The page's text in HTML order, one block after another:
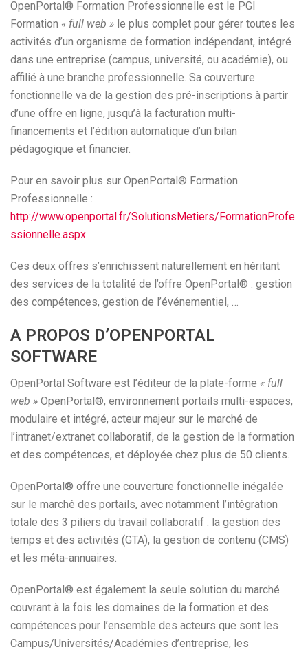
OpenPortal® Formation Professionnelle est le PGI
Formation « full web » le plus complet pour gérer toutes les
activités d’un organisme de formation indépendant, intégré
dans une entreprise (campus, université, ou académie), ou
affilié à une branche professionnelle. Sa couverture
fonctionnelle va de la gestion des pré-inscriptions à partir
d’une offre en ligne, jusqu’à la facturation multi-
financements et l’édition automatique d’un bilan
pédagogique et financier.
Pour en savoir plus sur OpenPortal® Formation
Professionnelle :
http://www.openportal.fr/SolutionsMetiers/FormationProfe
ssionnelle.aspx
Ces deux offres s’enrichissent naturellement en héritant
des services de la totalité de l’offre OpenPortal® : gestion
des compétences, gestion de l’événementiel, …
A PROPOS D’OPENPORTAL
SOFTWARE
OpenPortal Software est l’éditeur de la plate-forme « full
web » OpenPortal®, environnement portails multi-espaces,
modulaire et intégré, acteur majeur sur le marché de
l’intranet/extranet collaboratif, de la gestion de la formation
et des compétences, et déployée chez plus de 50 clients.
OpenPortal® offre une couverture fonctionnelle inégalée
sur le marché des portails, avec notamment l’intégration
totale des 3 piliers du travail collaboratif : la gestion des
temps et des activités (GTA), la gestion de contenu (CMS)
et les méta-annuaires.
OpenPortal® est également la seule solution du marché
couvrant à la fois les domaines de la formation et des
compétences pour l’ensemble des acteurs que sont les
Campus/Universités/Académies d’entreprise, les